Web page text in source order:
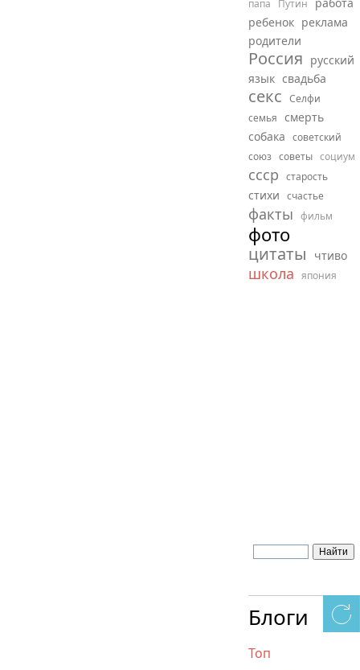
папа Путин
ребенок реклама
родители
Россия русский
язык свадьба
секс Селфи
семья смерть
собака советский
союз советы социум
ссср старость
стихи счастье
факты фильм
фото
цитаты чтиво
школа япония
Блоги
Топ